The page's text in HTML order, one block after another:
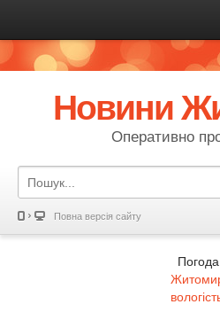
Новини
Оперативно
Повна версія сайту
Погода